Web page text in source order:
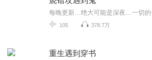
105 378.7万
重生遇到穿书